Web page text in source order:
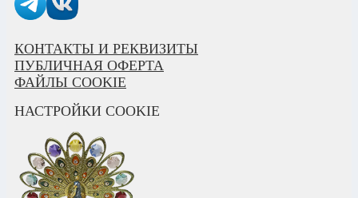
КОНТАКТЫ И РЕКВИЗИТЫ
ПУБЛИЧНАЯ ОФЕРТА
ФАЙЛЫ COOKIE
НАСТРОЙКИ COOKIE